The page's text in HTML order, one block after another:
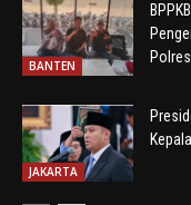
BANTEN
JAKARTA